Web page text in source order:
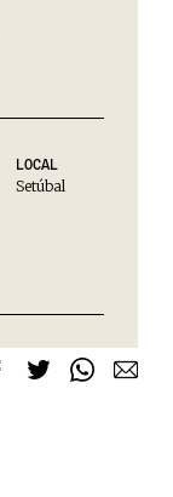
LOCAL
Setúbal